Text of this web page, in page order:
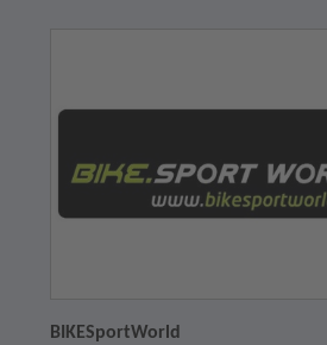
BIKESportWorld